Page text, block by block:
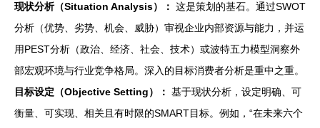
现状分析（Situation Analysis）： 这是策划的基石。通过SWOT
分析（优势、劣势、机会、威胁）审视企业内部资源与能力，并运
用PEST分析（政治、经济、社会、技术）或波特五力模型洞察外
部宏观环境与行业竞争格局。深入的目标消费者分析是重中之重。
目标设定（Objective Setting）： 基于现状分析，设定明确、可
衡量、可实现、相关且有时限的SMART目标。例如，“在未来六个